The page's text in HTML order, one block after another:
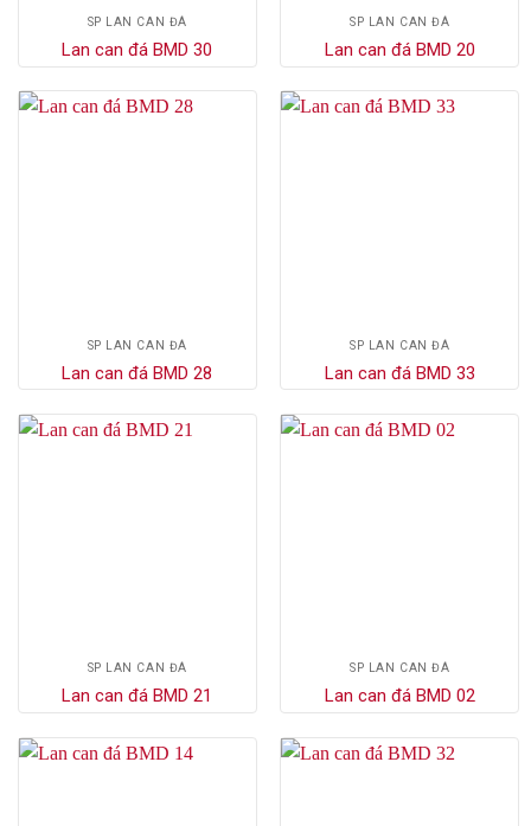
SP LAN CAN ĐÁ
Lan can đá BMD 30
SP LAN CAN ĐÁ
Lan can đá BMD 20
SP LAN CAN ĐÁ
Lan can đá BMD 28
SP LAN CAN ĐÁ
Lan can đá BMD 33
SP LAN CAN ĐÁ
Lan can đá BMD 21
SP LAN CAN ĐÁ
Lan can đá BMD 02